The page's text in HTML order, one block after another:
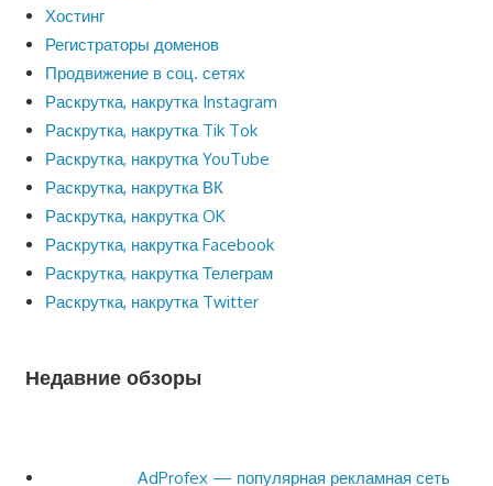
Хостинг
Регистраторы доменов
Продвижение в соц. сетях
Раскрутка, накрутка Instagram
Раскрутка, накрутка Tik Tok
Раскрутка, накрутка YouTube
Раскрутка, накрутка ВК
Раскрутка, накрутка OK
Раскрутка, накрутка Facebook
Раскрутка, накрутка Телеграм
Раскрутка, накрутка Twitter
Недавние обзоры
AdProfex — популярная рекламная сеть